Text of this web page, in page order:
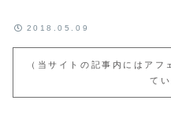
2018.05.09
（当サイトの記事内にはア
てい